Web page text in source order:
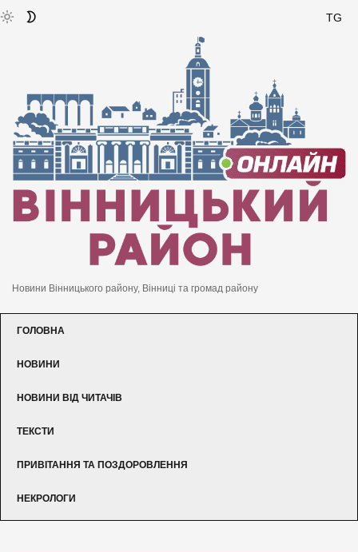
TG
Новини Вінницького району, Вінниці та громад району
ГОЛОВНА
НОВИНИ
НОВИНИ ВІД ЧИТАЧІВ
ТЕКСТИ
ПРИВІТАННЯ ТА ПОЗДОРОВЛЕННЯ
НЕКРОЛОГИ